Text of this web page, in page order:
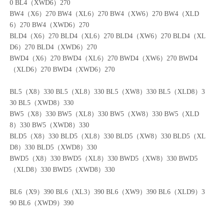
BL4（X6）270 BL4（XL6）270BL4（XW6）270BL4（XLD6）27
0 BL4（XWD6）270
BW4（X6）270 BW4（XL6）270 BW4（XW6）270 BW4（XLD
6）270 BW4（XWD6）270
BLD4（X6）270 BLD4（XL6）270 BLD4（XW6）270 BLD4（XL
D6）270 BLD4（XWD6）270
（XLD6）270 BWD4（XWD6）270
BL5（X8）330 BL5（XL8）330 BL5（XW8）330 BL5（XLD8）3
30 BL5（XWD8）330
BW5（X8）330 BW5（XL8）330 BW5（XW8）330 BW5（XLD
8）330 BW5（XWD8）330
BLD5（X8）330 BLD5（XL8）330 BLD5（XW8）330 BLD5（XL
D8）330 BLD5（XWD8）330
（XLD8）330 BWD5（XWD8）330